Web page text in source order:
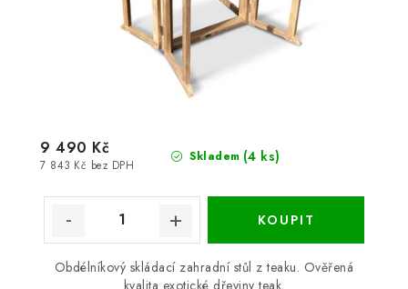
Skladem (4 ks)
7 843 Kč bez DPH
9 490 Kč
Obdélníkový skládací zahradní stůl z teaku. Ověřená
kvalita exotické dřeviny teak.